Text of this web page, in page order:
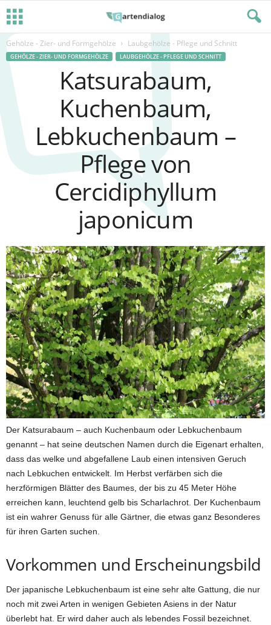
Gehölze - Zier- und Formgehölze Laubgehölze - Pflege und Schnitt
GEHÖLZE - ZIER- UND FORMGEHÖLZE LAUBGEHÖLZE - PFLEGE UND SCHNITT
Katsurabaum,
Kuchenbaum,
Lebkuchenbaum –
Pflege von
Cercidiphyllum
japonicum
Der Katsurabaum – auch Kuchenbaum oder Lebkuchenbaum
genannt – hat seine deutschen Namen durch die Eigenart erhalten,
dass das welke und abgefallene Laub einen intensiven Geruch
nach Lebkuchen entwickelt. Im Herbst verfärben sich die
herzförmigen Blätter des Baumes, der bis zu 45 Meter Höhe
erreichen kann, leuchtend gelb bis Scharlachrot. Der Kuchenbaum
ist ein wahrer Genuss für alle Gärtner, die etwas ganz Besonderes
für ihren Garten suchen.
Vorkommen und Erscheinungsbild
Der japanische Lebkuchenbaum ist eine sehr alte Gattung, die nur
noch mit zwei Arten in wenigen Gebieten Asiens in der Natur
überlebt hat. Er wird daher auch als lebendes Fossil bezeichnet.